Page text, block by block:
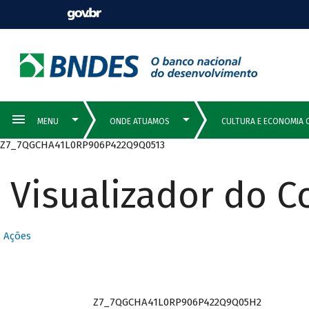
Z7_7QGCHA41L0RP906P422Q9Q0513
Visualizador do
Ações
Z7_7QGCHA41L0RP906P422Q9Q05H2